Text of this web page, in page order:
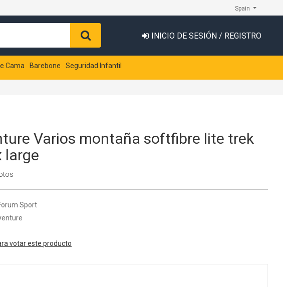
Spain
INICIO DE SESIÓN / REGISTRO
Cama Barebone Seguridad Infantil
Varios montaña softfibre lite trek
large
Sport
votar este producto